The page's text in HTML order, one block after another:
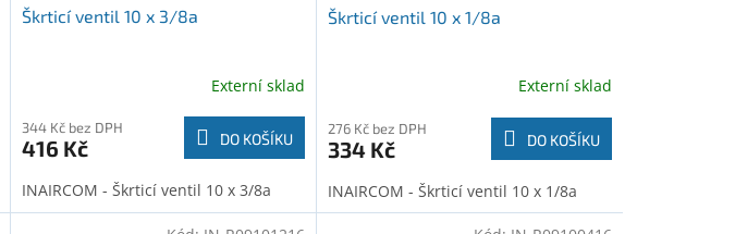
Škrticí ventil 10 x 3/8a
Externí sklad
344 Kč bez DPH
416 Kč DO KOŠÍKU
INAIRCOM - Škrticí ventil 10 x 3/8a
Škrticí ventil 10 x 1/8a
Externí sklad
276 Kč bez DPH
334 Kč DO KOŠÍKU
INAIRCOM - Škrticí ventil 10 x 1/8a